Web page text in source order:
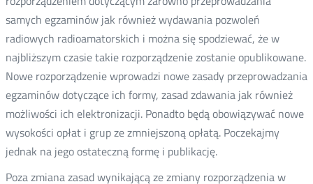
samych egzaminów jak również wydawania pozwoleń
radiowych radioamatorskich i można się spodziewać, że w
najbliższym czasie takie rozporządzenie zostanie opublikowane.
Nowe rozporządzenie wprowadzi nowe zasady przeprowadzania
egzaminów dotyczące ich formy, zasad zdawania jak również
możliwości ich elektronizacji. Ponadto będą obowiązywać nowe
wysokości opłat i grup ze zmniejszoną opłatą. Poczekajmy
jednak na jego ostateczną formę i publikację.
Poza zmiana zasad wynikającą ze zmiany rozporządzenia w